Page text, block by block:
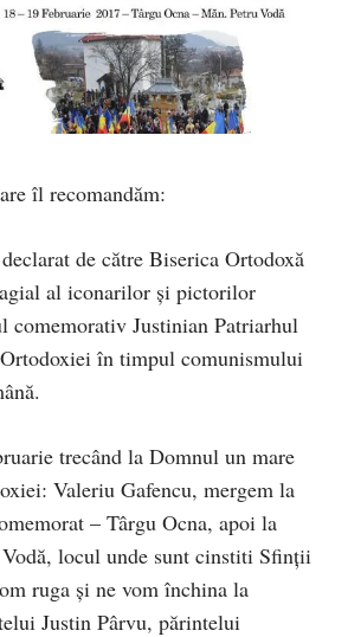
îl recomandăm:
de către Biserica Ortodoxă
al iconarilor şi pictorilor
comemorativ Justinian Patriarhul
în timpul comunismului
trecând la Domnul un mare
Valeriu Gafencu, mergem la
– Târgu Ocna, apoi la
locul unde sunt cinstiti Sfinții
ruga și ne vom închina la
Justin Pârvu, părintelui